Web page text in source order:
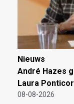
Nieuws
André Hazes
Laura
08-08-2026